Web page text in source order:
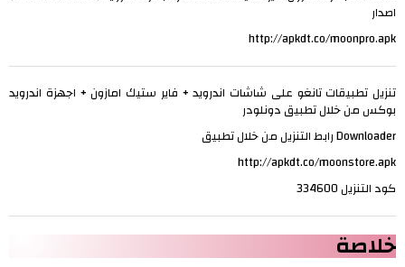
اصدار
http://apkdt.co/moonpro.apk
تنزيل تطبيقات تانغو على شاشات اندرويد + فاير ستيك امازون + اجهزة اندرويد
بوكس من خلال تطبيق دونلودر
Downloader رابط التنزيل من خلال تطبيق
http://apkdt.co/moonstore.apk
كود التنزيل 334600
خلاصة